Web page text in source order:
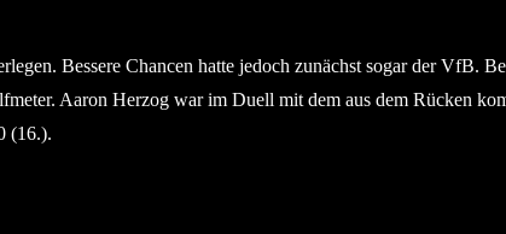
Bessere Chancen hatte jedoch zunächst sogar der VfB.
Aaron Herzog war im Duell mit dem aus dem Rücken
(16.).